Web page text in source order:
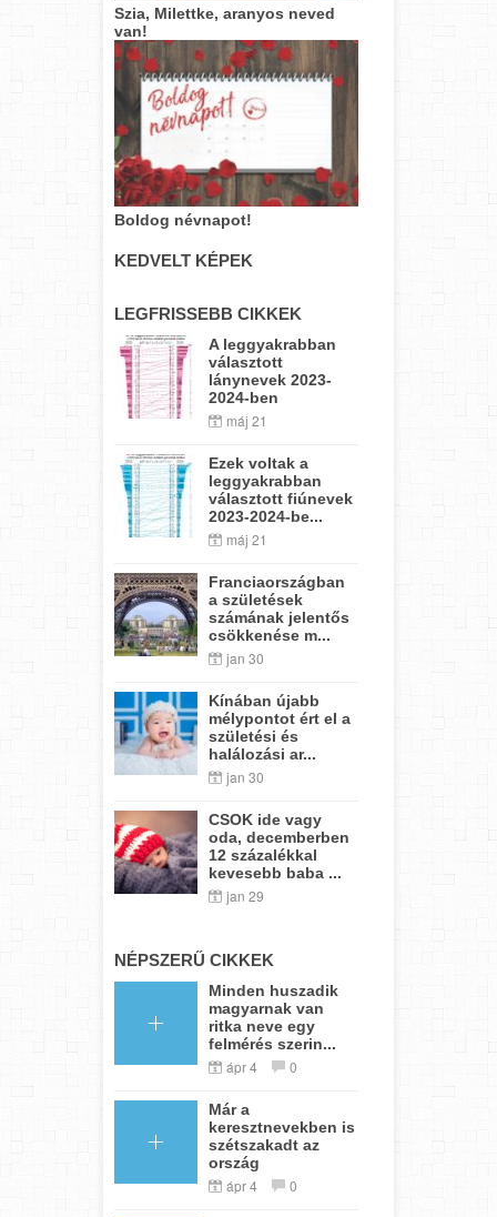
Szia, Milettke, aranyos neved
van!
Boldog névnapot!
KEDVELT KÉPEK
LEGFRISSEBB CIKKEK
A leggyakrabban
választott
lánynevek 2023-
2024-ben
máj 21
Ezek voltak a
leggyakrabban
választott fiúnevek
2023-2024-be...
máj 21
Franciaországban
a születések
számának jelentős
csökkenése m...
jan 30
Kínában újabb
mélypontot ért el a
születési és
halálozási ar...
jan 30
CSOK ide vagy
oda, decemberben
12 százalékkal
kevesebb baba ...
jan 29
NÉPSZERŰ CIKKEK
Minden huszadik
magyarnak van
ritka neve egy
felmérés szerin...
ápr 4 0
Már a
keresztnevekben is
szétszakadt az
ország
ápr 4 0